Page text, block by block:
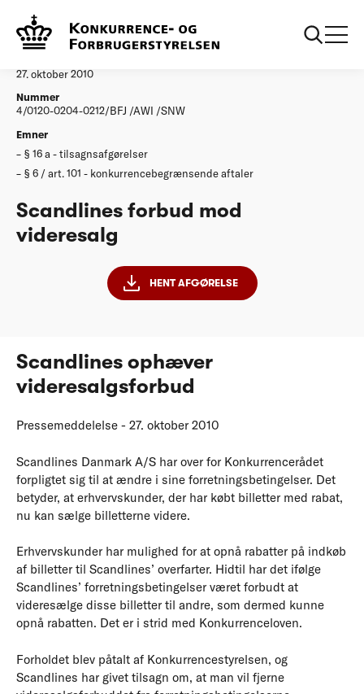
Afgørelser
27. oktober 2010
Nummer
4/0120-0204-0212/BFJ /AWI /SNW
Emner
§ 16 a - tilsagnsafgørelser
§ 6 / art. 101 - konkurrencebegrænsende aftaler
Scandlines forbud mod
videresalg
HENT AFGØRELSE
Scandlines ophæver
videresalgsforbud
Pressemeddelelse - 27. oktober 2010
Scandlines Danmark A/S har over for Konkurrencerådet
forpligtet sig til at ændre i sine forretningsbetingelser. Det
betyder, at erhvervskunder, der har købt billetter med rabat,
nu kan sælge billetterne videre.
Erhvervskunder har mulighed for at opnå rabatter på indkøb
af billetter til Scandlines’ overfarter. Hidtil har det ifølge
Scandlines’ forretningsbetingelser været forbudt at
videresælge disse billetter til andre, som dermed kunne
opnå rabatten. Det er i strid med Konkurrenceloven.
Forholdet blev påtalt af Konkurrencestyrelsen, og
Scandlines har givet tilsagn om, at man vil fjerne